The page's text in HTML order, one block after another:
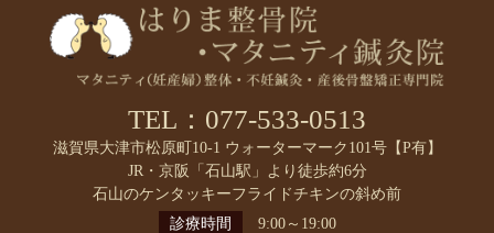
TEL：077-533-0513
滋賀県大津市松原町10-1 ウォーターマーク101号【P有】
JR・京阪「石山駅」より徒歩約6分
石山のケンタッキーフライドチキンの斜め前
診療時間
9:00～19:00